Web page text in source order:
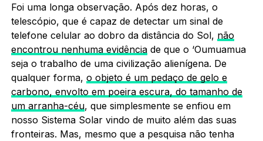
Foi uma longa observação. Após dez horas, o
telescópio, que é capaz de detectar um sinal de
telefone celular ao dobro da distância do Sol, não
encontrou nenhuma evidênciade que o ‘Oumuamua
seja o trabalho de uma civilização alienígena. De
qualquer forma, o objeto é um pedaço de gelo e
carbono, envolto em poeira escura, do tamanho de
um arranha-céu, que simplesmente se enfiou em
nosso Sistema Solar vindo de muito além das suas
fronteiras. Mas, mesmo que a pesquisa não tenha